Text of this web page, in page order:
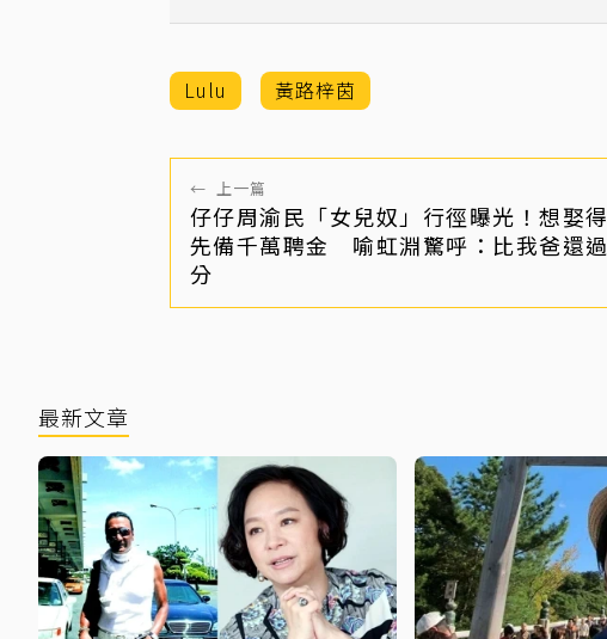
Lulu 黃路梓茵
← 上一篇
仔仔周渝民「女兒奴」行徑曝光！想娶得
先備千萬聘金 喻虹淵驚呼：比我爸還過
分
最新文章